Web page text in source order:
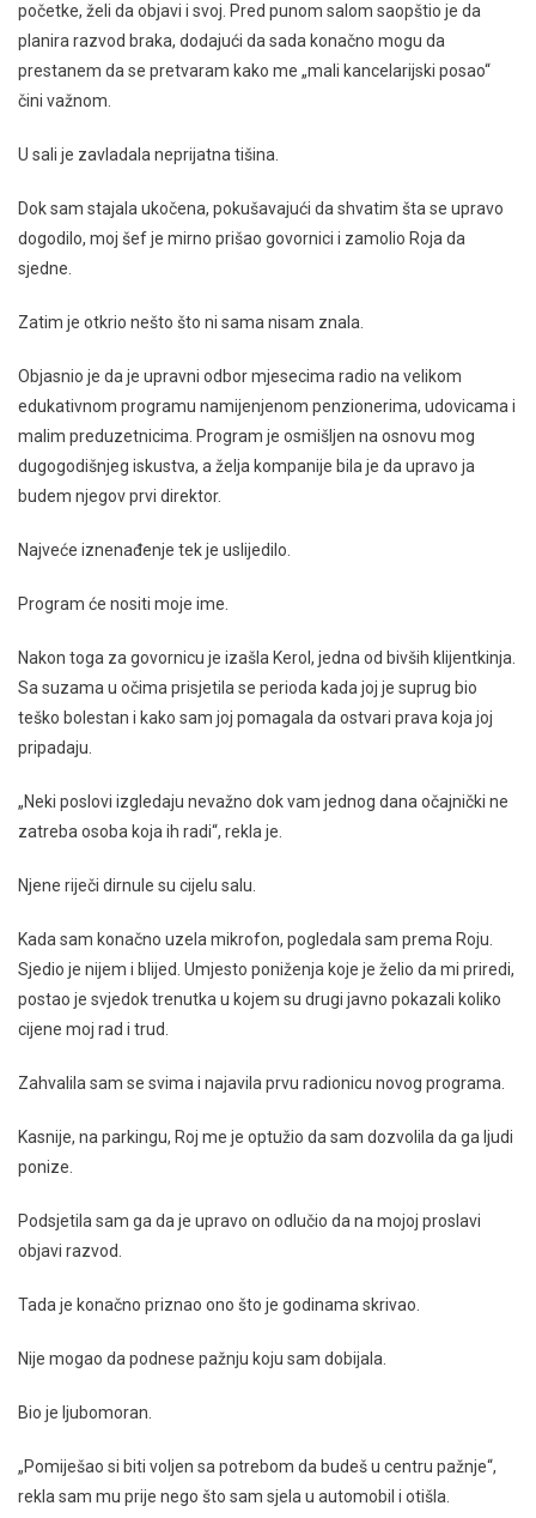
početke, želi da objavi i svoj. Pred punom salom saopštio je da
planira razvod braka, dodajući da sada konačno mogu da
prestanem da se pretvaram kako me „mali kancelarijski posao“
čini važnom.
U sali je zavladala neprijatna tišina.
Dok sam stajala ukočena, pokušavajući da shvatim šta se upravo
dogodilo, moj šef je mirno prišao govornici i zamolio Roja da
sjedne.
Zatim je otkrio nešto što ni sama nisam znala.
Objasnio je da je upravni odbor mjesecima radio na velikom
edukativnom programu namijenjenom penzionerima, udovicama i
malim preduzetnicima. Program je osmišljen na osnovu mog
dugogodišnjeg iskustva, a želja kompanije bila je da upravo ja
budem njegov prvi direktor.
Najveće iznenađenje tek je uslijedilo.
Program će nositi moje ime.
Nakon toga za govornicu je izašla Kerol, jedna od bivših klijentkinja.
Sa suzama u očima prisjetila se perioda kada joj je suprug bio
teško bolestan i kako sam joj pomagala da ostvari prava koja joj
pripadaju.
„Neki poslovi izgledaju nevažno dok vam jednog dana očajnički ne
zatreba osoba koja ih radi“, rekla je.
Njene riječi dirnule su cijelu salu.
Kada sam konačno uzela mikrofon, pogledala sam prema Roju.
Sjedio je nijem i blijed. Umjesto poniženja koje je želio da mi priredi,
postao je svjedok trenutka u kojem su drugi javno pokazali koliko
cijene moj rad i trud.
Zahvalila sam se svima i najavila prvu radionicu novog programa.
Kasnije, na parkingu, Roj me je optužio da sam dozvolila da ga ljudi
ponize.
Podsjetila sam ga da je upravo on odlučio da na mojoj proslavi
objavi razvod.
Tada je konačno priznao ono što je godinama skrivao.
Nije mogao da podnese pažnju koju sam dobijala.
Bio je ljubomoran.
„Pomiješao si biti voljen sa potrebom da budeš u centru pažnje“,
rekla sam mu prije nego što sam sjela u automobil i otišla.